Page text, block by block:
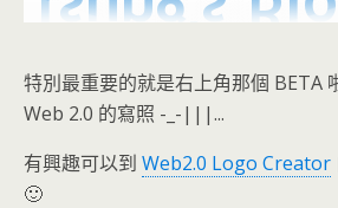
特別最重要的就是右上角那個 BETA
Web 2.0 的寫照 -_-|||...
有興趣可以到 Web2.0 Logo Creator
🙂